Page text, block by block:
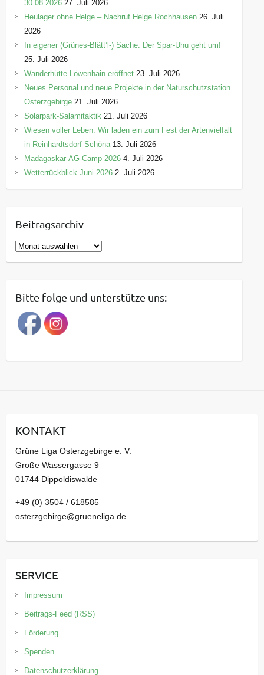
30.08.2026 27. Juli 2026
Heulager ohne Helge – Nachruf Helge Rochhausen 26. Juli
2026
In eigener (Grünes-Blätt’l-) Sache: Der Spar-Uhu geht um!
25. Juli 2026
Wanderhütte Löwenhain eröffnet 23. Juli 2026
Neues Personal und neue Projekte in der Naturschutzstation
Osterzgebirge 21. Juli 2026
Solarpark-Salamitaktik 21. Juli 2026
Wiesen voller Leben: Wir laden ein zum Fest der Artenvielfalt
in Reinhardtsdorf-Schöna 13. Juli 2026
Madagaskar-AG-Camp 2026 4. Juli 2026
Wetterrückblick Juni 2026 2. Juli 2026
Beitragsarchiv
B
e
r
a
g
a
v
Bitte folge und unterstütze uns:
KONTAKT
Grüne Liga Osterzgebirge e. V.
Große Wassergasse 9
01744 Dippoldiswalde
+49 (0) 3504 / 618585
osterzgebirge@grueneliga.de
SERVICE
Impressum
Beitrags-Feed (RSS)
Förderung
Spenden
Datenschutzerklärung